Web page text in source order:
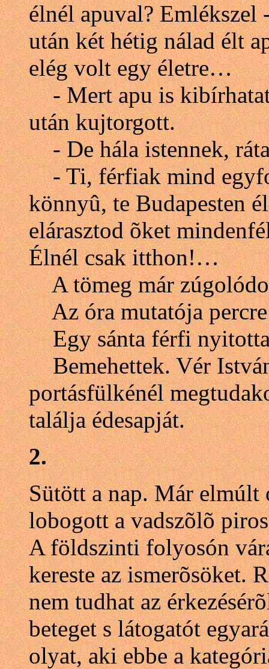
élnél apuval? Emlékszel
után két hétig nálad élt
elég volt egy életre…
- Mert apu is
után kujtorgott.
- De hála istennek,
- Ti, férfiak mind
könnyû, te Budapesten
elárasztod õket
Élnél csak itthon!…
A tömeg már
Az óra mutatója percre
Egy sánta férfi nyitotta
Bemehettek. Vér
portásfülkénél
találja édesapját.
2.
Sütött a nap. Már elmúlt
lobogott a vadszõlõ
A földszinti folyosón
kereste az ismerõsöket.
nem tudhat az
beteget s látogatót
olyat, aki ebbe a